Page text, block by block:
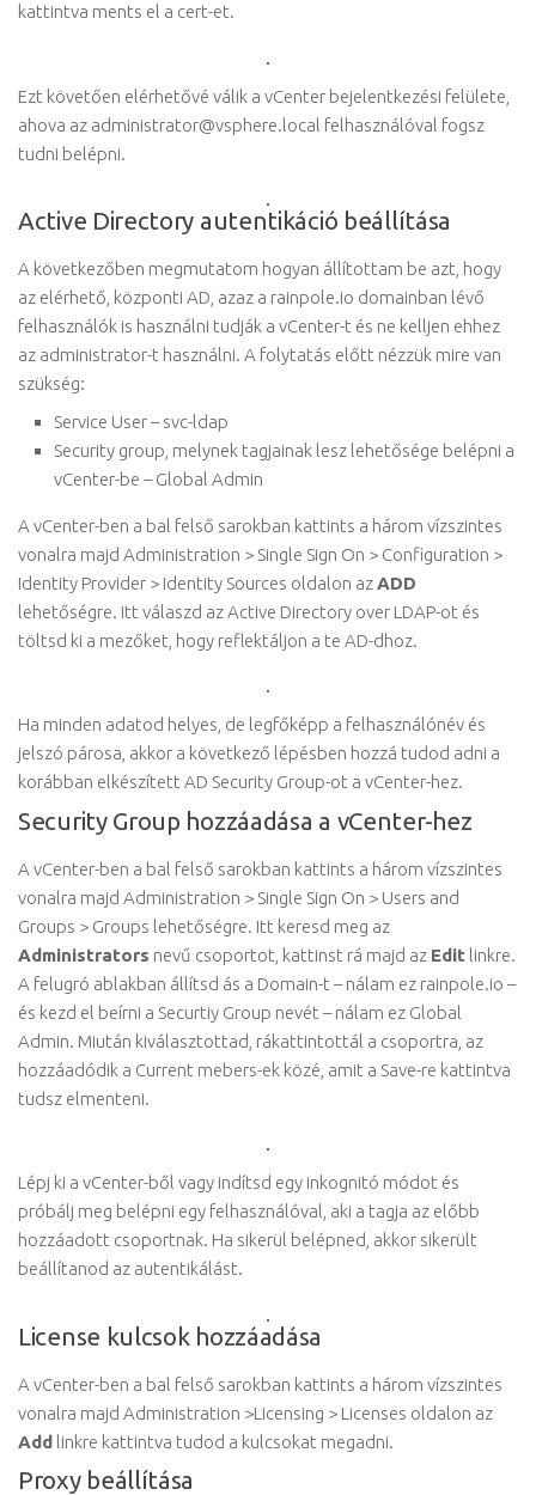
kattintva ments el a cert-et.
Ezt követően elérhetővé válik a vCenter bejelentkezési felülete,
ahova az administrator@vsphere.local felhasználóval fogsz
tudni belépni.
Active Directory autentikáció beállítása
A következőben megmutatom hogyan állítottam be azt, hogy
az elérhető, központi AD, azaz a rainpole.io domainban lévő
felhasználók is használni tudják a vCenter-t és ne kelljen ehhez
az administrator-t használni. A folytatás előtt nézzük mire van
szükség:
Service User – svc-ldap
Security group, melynek tagjainak lesz lehetősége belépni a
vCenter-be – Global Admin
A vCenter-ben a bal felső sarokban kattints a három vízszintes
vonalra majd Administration > Single Sign On > Configuration >
Identity Provider > Identity Sources oldalon azADD
lehetőségre. Itt válaszd az Active Directory over LDAP-ot és
töltsd ki a mezőket, hogy reflektáljon a te AD-dhoz.
Ha minden adatod helyes, de legfőképp a felhasználónév és
jelszó párosa, akkor a következő lépésben hozzá tudod adni a
korábban elkészített AD Security Group-ot a vCenter-hez.
Security Group hozzáadása a vCenter-hez
A vCenter-ben a bal felső sarokban kattints a három vízszintes
vonalra majd Administration > Single Sign On > Users and
Groups > Groups lehetőségre. Itt keresd meg az
Administrators nevű csoportot, kattinst rá majd az Edit linkre.
A felugró ablakban állítsd ás a Domain-t – nálam ez rainpole.io –
és kezd el beírni a Securtiy Group nevét – nálam ez Global
Admin. Miután kiválasztottad, rákattintottál a csoportra, az
hozzáadódik a Current mebers-ek közé, amit a Save-re kattintva
tudsz elmenteni.
Lépj ki a vCenter-ből vagy indítsd egy inkognitó módot és
próbálj meg belépni egy felhasználóval, aki a tagja az előbb
hozzáadott csoportnak. Ha sikerül belépned, akkor sikerült
beállítanod az autentikálást.
License kulcsok hozzáadása
A vCenter-ben a bal felső sarokban kattints a három vízszintes
vonalra majd Administration >Licensing > Licenses oldalon az
Add linkre kattintva tudod a kulcsokat megadni.
Proxy beállítása